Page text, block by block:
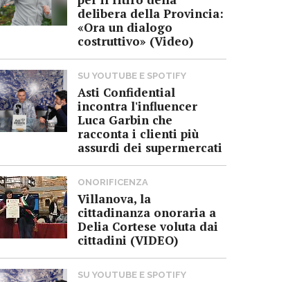
delibera della Provincia:
«Ora un dialogo
costruttivo» (Video)
SU YOUTUBE E SPOTIFY
Asti Confidential
incontra l'influencer
Luca Garbin che
racconta i clienti più
assurdi dei supermercati
ONORIFICENZA
Villanova, la
cittadinanza onoraria a
Delia Cortese voluta dai
cittadini (VIDEO)
SU YOUTUBE E SPOTIFY